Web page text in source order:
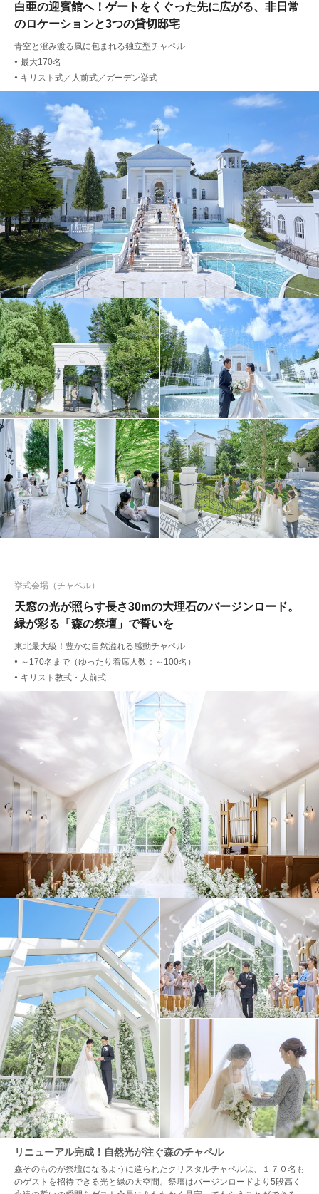
白亜の迎賓館へ！ゲートをくぐった先に広がる、非日常
のロケーションと3つの貸切邸宅
青空と澄み渡る風に包まれる独立型チャペル
● 最大170名
● キリスト式／人前式／ガーデン挙式
天窓の光が照らす長さ30mの大理石のバージンロード。
緑が彩る「森の祭壇」で誓いを
挙式会場（チャペル）
東北最大級！豊かな自然溢れる感動チャペル
● ～170名まで（ゆったり着席人数：～100名）
● キリスト教式・人前式
リニューアル完成！自然光が注ぐ森のチャペル
森そのものが祭壇になるように造られたクリスタルチャペルは、１７０名も
のゲストを招待できる光と緑の大空間。祭壇はバージンロードより5段高く